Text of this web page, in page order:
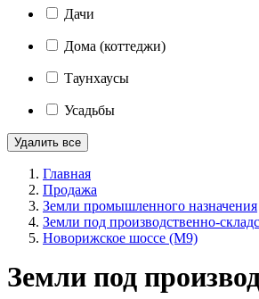
Дачи
Дома (коттеджи)
Таунхаусы
Усадьбы
Удалить все
Главная
Продажа
Земли промышленного назначения
Земли под производственно-
Новорижское шоссе (М9)
Земли под